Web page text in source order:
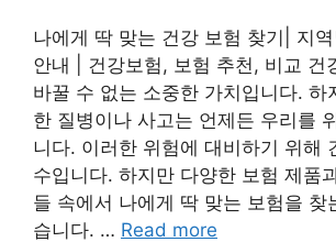
나에게 딱 맞는 건강 보험 찾기| 지
안내 | 건강보험, 보험 추천, 비교 건
바꿀 수 없는 소중한 가치입니다. 하
한 질병이나 사고는 언제든 우리를
니다. 이러한 위험에 대비하기 위해
수입니다. 하지만 다양한 보험 제품
들 속에서 나에게 딱 맞는 보험을 찾
습니다. … Read more